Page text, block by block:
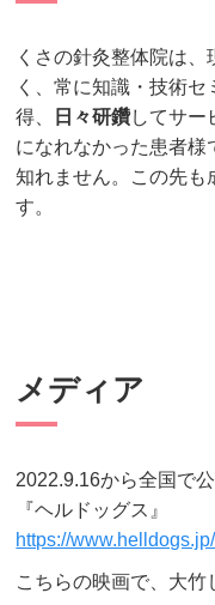
くさの針灸整体院は
く、常に知識・技術
得、
日々研鑽してサー
になれなかった患者様
知れません。この先も
す。
メディア
2022.9.16から全国で
『ヘルドッグス』
https://www.helldogs.jp/
こちらの映画で、大竹